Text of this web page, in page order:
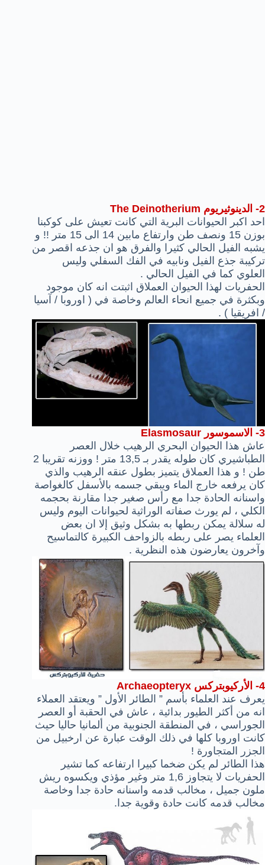
2-
الدينوثيريوم The Deinotherium
احد اكبر الحيوانات البرية التي كانت تعيش على كوكبنا
بوزن 15 ونصف طن وارتفاع مابين 14 الى 15 متر !! و
يشبه الفيل الحالي كثيرا والفرق هو ان جذعه اقصر من
تركيبة جذع الفيل ونابيه في الفك السفلي وليس
العلوي كما في الفيل الحالي .
الحفريات لهذا الحيوان العملاق اثبتت انه كان موجود
وبكثرة في جميع انحاء العالم وخاصة في ( اوروبا / آسيا
/ افريقيا ) .
3-
الاسموسور Elasmosaur
عاش هذا الحيوان البحري الرهيب خلال العصر
الطباشيري كان طوله يقدر بـ 13,5 متر ! ووزنه تقريبا 2
طن ! و هذا العملاق يتميز بطول عنقه الرهيب والذي
كان يرفعه خارج الماء ويبقي جسمه بالأسفل كالغواصة
واسنانه الحادة جدا مع رأس صغير جدا مقارنة بحجمه
الكلي ، لم يورث صفاته الوراثية لحيوانات اليوم وليس
له سلالة يمكن ربطها به بشكل وثيق إلا ان بعض
العلماء يصر على ربطه بالزواحف الكبيرة كالتماسيح
وآخرون يعارضون هذه النظرية .
4-
الأركيوبتركس Archaeopteryx
يعرف عند العلماء بأسم ” الطائر الأول ” ويعتقد العملاء
انه من أكثر الطيور بدائية ، عاش في الحقبة أو العصر
الجوراسي ، في المنطقة الجنوبية من ألمانيا حاليا حيث
كانت اوروبا كلها في ذلك الوقت عبارة عن ارخبيل من
الجزر المتجاورة !
هذا الطائر لم يكن ضخما كبيرا ارتفاعه كما تشير
الحفريات لا يتجاوز 1,6 متر وغير مؤذي ويكسوه ريش
ملون جميل ، مخالب قدمه واسنانه حادة جدا وخاصة
مخالب قدمه كانت حادة وقوية جدا.